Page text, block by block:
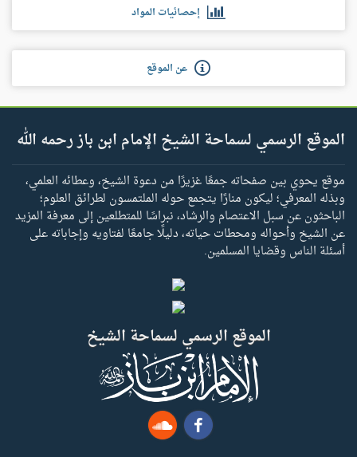
إحصائيات المواد
عن الموقع
الموقع الرسمي لسماحة الشيخ الإمام ابن باز رحمه الله
موقع يحوي بين صفحاته جمعًا غزيرًا من دعوة الشيخ، وعطائه العلمي،
وبذله المعرفي؛ ليكون منارًا يتجمع حوله الملتمسون لطرائق العلوم؛
الباحثون عن سبل الاعتصام والرشاد، نبراسًا للمتطلعين إلى معرفة المزيد
عن الشيخ وأحواله ومحطات حياته، دليلًا جامعًا لفتاويه وإجاباته على
أسئلة الناس وقضايا المسلمين.
الموقع الرسمي لسماحة الشيخ